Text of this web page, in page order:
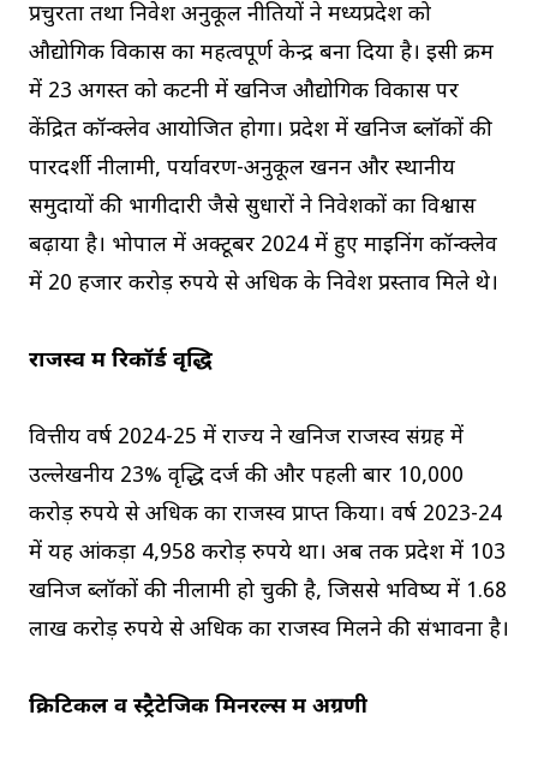
प्रचुरता तथा निवेश अनुकूल नीतियों ने मध्यप्रदेश को
औद्योगिक विकास का महत्वपूर्ण केन्द्र बना दिया है। इसी क्रम
में 23 अगस्त को कटनी में खनिज औद्योगिक विकास पर
केंद्रित कॉन्क्लेव आयोजित होगा। प्रदेश में खनिज ब्लॉकों की
पारदर्शी नीलामी, पर्यावरण-अनुकूल खनन और स्थानीय
समुदायों की भागीदारी जैसे सुधारों ने निवेशकों का विश्वास
बढ़ाया है। भोपाल में अक्टूबर 2024 में हुए माइनिंग कॉन्क्लेव
में 20 हजार करोड़ रुपये से अधिक के निवेश प्रस्ताव मिले थे।
राजस्व में रिकॉर्ड वृद्धि
वित्तीय वर्ष 2024-25 में राज्य ने खनिज राजस्व संग्रह में
उल्लेखनीय 23% वृद्धि दर्ज की और पहली बार 10,000
करोड़ रुपये से अधिक का राजस्व प्राप्त किया। वर्ष 2023-24
में यह आंकड़ा 4,958 करोड़ रुपये था। अब तक प्रदेश में 103
खनिज ब्लॉकों की नीलामी हो चुकी है, जिससे भविष्य में 1.68
लाख करोड़ रुपये से अधिक का राजस्व मिलने की संभावना है।
क्रिटिकल व स्ट्रैटेजिक मिनरल्स में अग्रणी